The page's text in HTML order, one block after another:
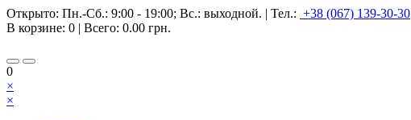
Открыто: Пн.-Сб.: 9:00 - 19:00; Вс.: выходной. | Тел.: +38 (067) 139-30-30
В корзине: 0 | Всего: 0.00 грн.
0
×
×